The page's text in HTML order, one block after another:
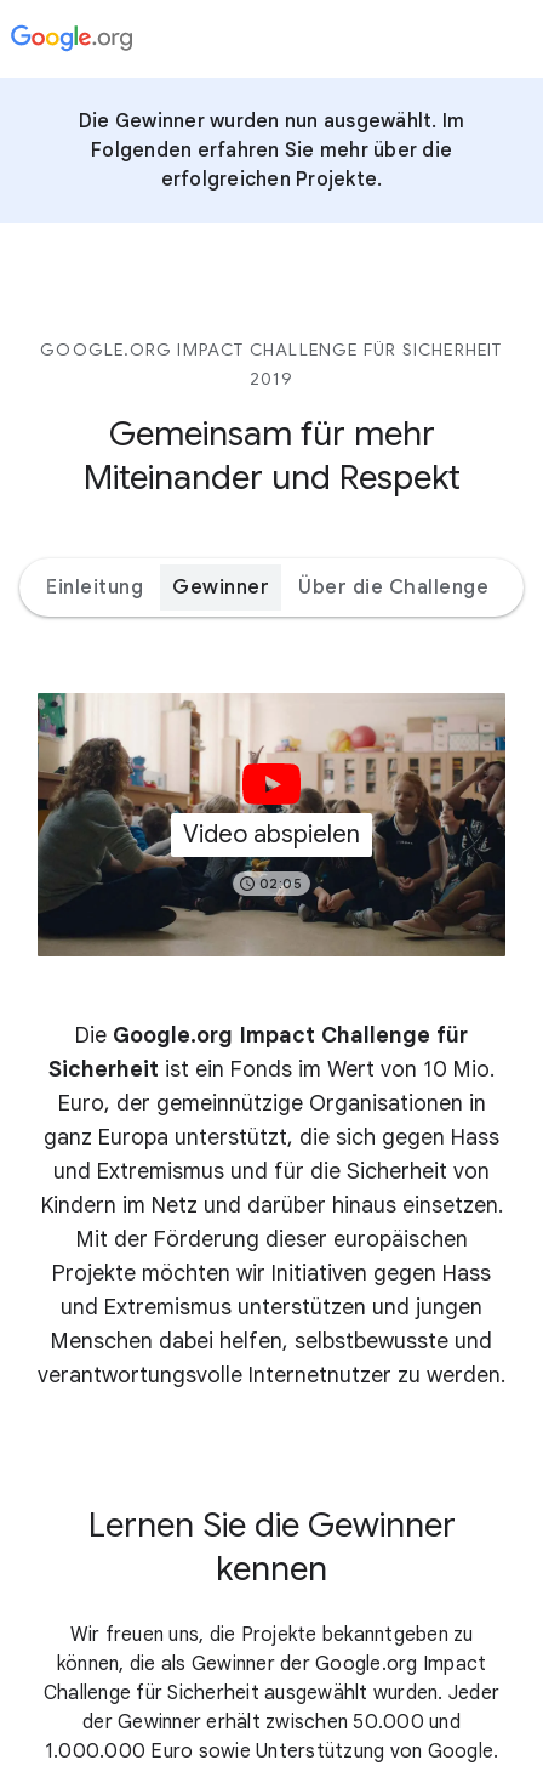
Die Gewinner wurden nun ausgewählt. Im
Folgenden erfahren Sie mehr über die
erfolgreichen Projekte.
GOOGLE.ORG IMPACT CHALLENGE FÜR SICHERHEIT
2019
Gemeinsam für mehr
Miteinander und Respekt
Einleitung Gewinner Über die Challenge
Video abspielen
02:05
Die Google.org Impact Challenge für
Sicherheit ist ein Fonds im Wert von 10 Mio.
Euro, der gemeinnützige Organisationen in
ganz Europa unterstützt, die sich gegen Hass
und Extremismus und für die Sicherheit von
Kindern im Netz und darüber hinaus einsetzen.
Mit der Förderung dieser europäischen
Projekte möchten wir Initiativen gegen Hass
und Extremismus unterstützen und jungen
Menschen dabei helfen, selbstbewusste und
verantwortungsvolle Internetnutzer zu werden.
Lernen Sie die Gewinner
kennen
Wir freuen uns, die Projekte bekanntgeben zu
können, die als Gewinner der Google.org Impact
Challenge für Sicherheit ausgewählt wurden. Jeder
der Gewinner erhält zwischen 50.000 und
1.000.000 Euro sowie Unterstützung von Google.